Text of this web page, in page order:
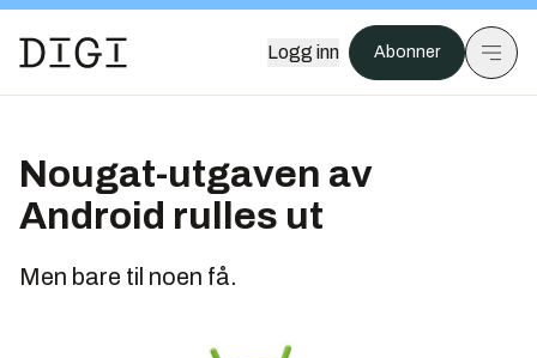
Logg inn Abonner
Nougat-utgaven av
Android rulles ut
Men bare til noen få.